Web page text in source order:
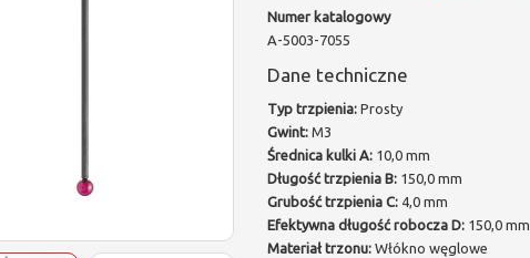
Numer katalogowy
A-5003-7055
Dane techniczne
Typ trzpienia:Prosty
Gwint:M3
Średnica kulki A:10,0 mm
Długość trzpienia B:150,0 mm
Grubość trzpienia C:4,0 mm
Efektywna długość robocza D:150,0 mm
Materiał trzonu:Włókno węglowe